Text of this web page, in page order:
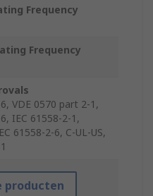
Frequency
Frequency
VDE 0570 part 2-1,
IEC 61558-2-1,
61558-2-6, C-UL-US,
producten